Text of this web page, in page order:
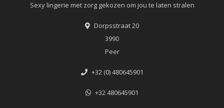
Sexy lingerie met zorg gekozen om jou te laten stralen
Dorpsstraat 20
3990
Peer
+32 (0) 480645901
+32 480645901